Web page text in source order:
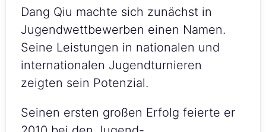
Dang Qiu machte sich zunächst in
Jugendwettbewerben einen Namen.
Seine Leistungen in nationalen und
internationalen Jugendturnieren
zeigten sein Potenzial.
Seinen ersten großen Erfolg feierte er